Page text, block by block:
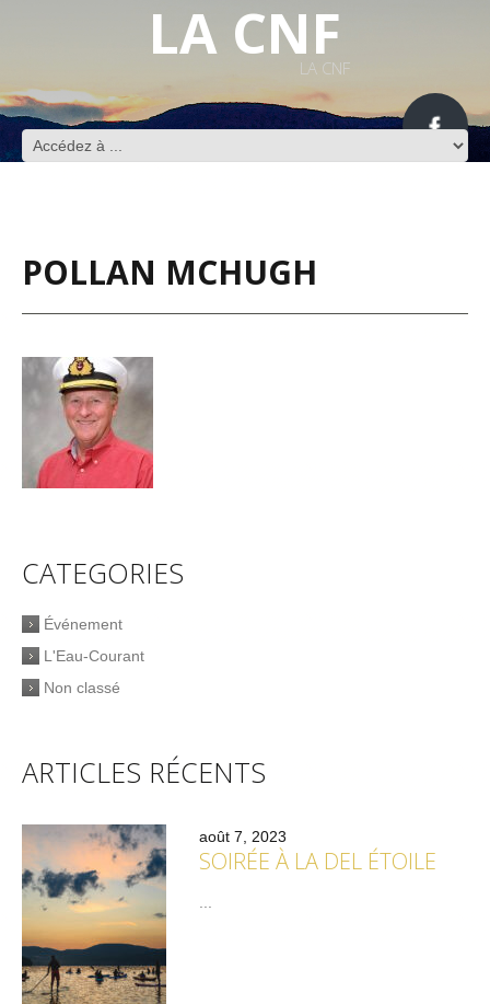
LA CNF
LA CNF
POLLAN MCHUGH
CATEGORIES
Événement
L'Eau-Courant
Non classé
ARTICLES RÉCENTS
août 7, 2023
SOIRÉE À LA DEL ÉTOILE